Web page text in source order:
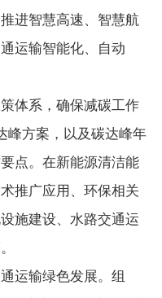
进智慧高速、智慧航
运输智能化、自动
体系，确保减碳工作
峰方案，以及碳达峰年
点。在新能源清洁能
推广应用、环保相关
施建设、水路交通运
运输绿色发展。组